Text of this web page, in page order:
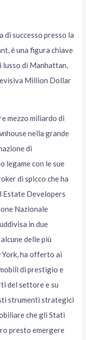
di successo presso la
è una figura chiave
lusso di Manhattan,
Million Dollar
mezzo miliardo di
nella grande
di
legame con le sue
di spicco che ha
Estate Developers
Nazionale
in due
delle più
ha offerto ai
di prestigio e
del settore e su
strumenti strategici
che gli Stati
presto emergere